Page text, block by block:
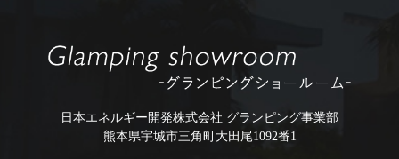
日本エネルギー開発株式会社 グランピング事業部
熊本県宇城市三角町大田尾1092番1